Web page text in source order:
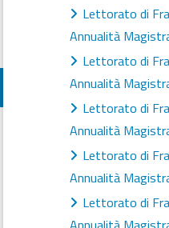
Lettorato di
Annualità
Lettorato di
Annualità
Lettorato di
Annualità
Lettorato di
Annualità
Lettorato di